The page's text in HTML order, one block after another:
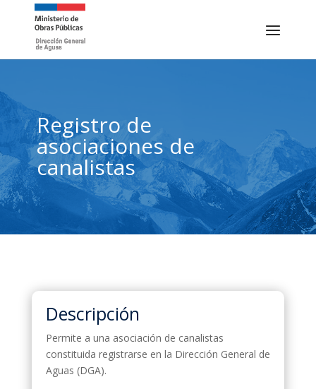
Registro de
asociaciones de
canalistas
Descripción
Permite a una asociación de canalistas
constituida registrarse en la Dirección General de
Aguas (DGA).